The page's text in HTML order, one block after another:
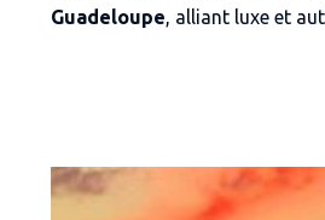
Guadeloupe , alliant luxe et